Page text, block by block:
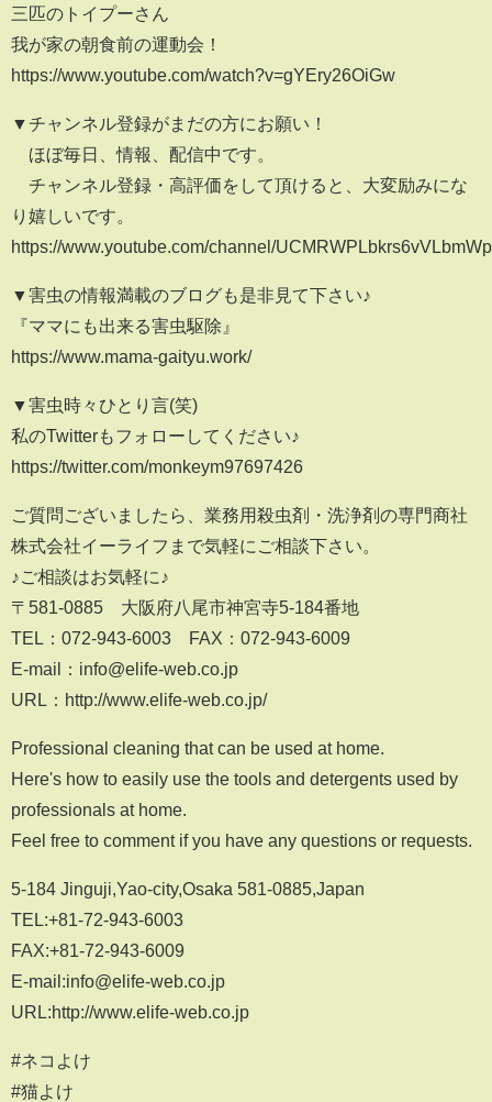
三匹のトイプーさん
我が家の朝食前の運動会！
https://www.youtube.com/watch?v=gYEry26OiGw
▼チャンネル登録がまだの方にお願い！
ほぼ毎日、情報、配信中です。
チャンネル登録・高評価をして頂けると、大変励みにな
り嬉しいです。
https://www.youtube.com/channel/
▼害虫の情報満載のブログも是非見て下さい♪
『ママにも出来る害虫駆除』
https://www.mama-gaityu.work/
▼害虫時々ひとり言(笑)
私のTwitterもフォローしてください♪
https://twitter.com/monkeym97697426
ご質問ございましたら、業務用殺虫剤・洗浄剤の専門商社
株式会社イーライフまで気軽にご相談下さい。
♪ご相談はお気軽に♪
〒581-0885 大阪府八尾市神宮寺5-184番地
TEL：072-943-6003 FAX：072-943-6009
E-mail：info@elife-web.co.jp
URL：http://www.elife-web.co.jp/
Professional cleaning that can be used at home.
Here's how to easily use the tools and detergents used by
professionals at home.
Feel free to comment if you have any questions or requests.
5-184 Jinguji,Yao-city,Osaka 581-0885,Japan
TEL:+81-72-943-6003
FAX:+81-72-943-6009
E-mail:info@elife-web.co.jp
URL:http://www.elife-web.co.jp
#ネコよけ
#猫よけ